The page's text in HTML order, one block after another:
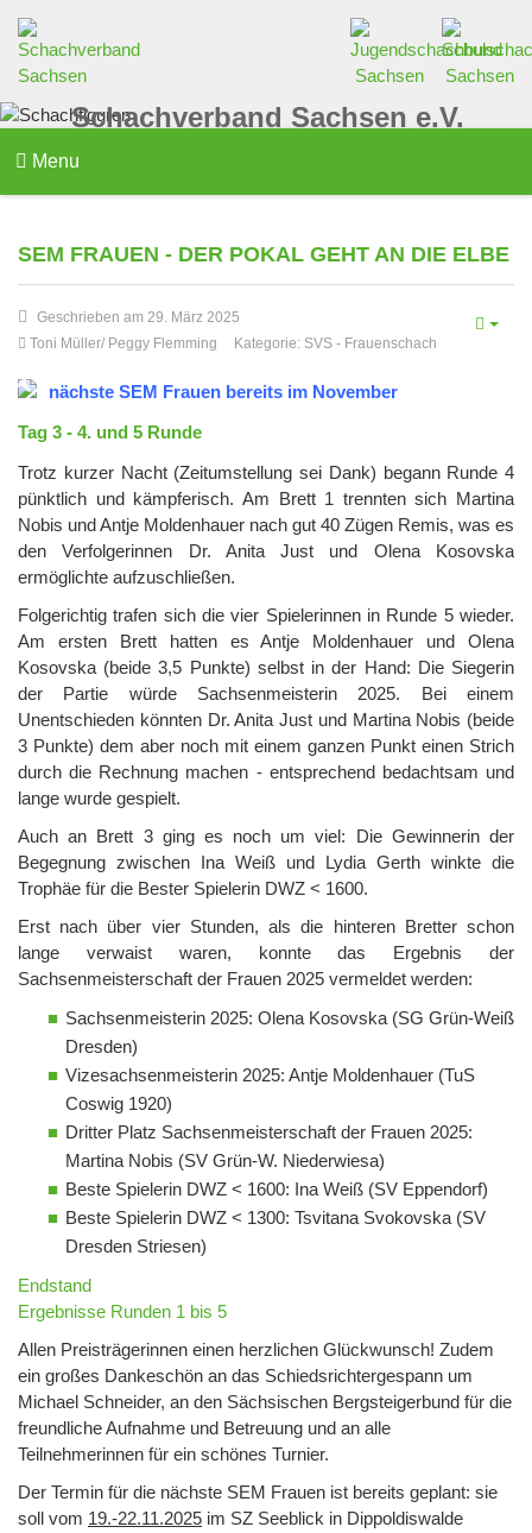
Schachverband Sachsen e.V.
Menu
SEM FRAUEN - DER POKAL GEHT AN DIE ELBE
Geschrieben am 29. März 2025
Toni Müller/ Peggy Flemming
Kategorie: SVS - Frauenschach
nächste SEM Frauen bereits im November
Tag 3 - 4. und 5 Runde
Trotz kurzer Nacht (Zeitumstellung sei Dank) begann Runde 4
pünktlich und kämpferisch. Am Brett 1 trennten sich Martina
Nobis und Antje Moldenhauer nach gut 40 Zügen Remis, was es
den Verfolgerinnen Dr. Anita Just und Olena Kosovska
ermöglichte aufzuschließen.
Folgerichtig trafen sich die vier Spielerinnen in Runde 5 wieder.
Am ersten Brett hatten es Antje Moldenhauer und Olena
Kosovska (beide 3,5 Punkte) selbst in der Hand: Die Siegerin
der Partie würde Sachsenmeisterin 2025. Bei einem
Unentschieden könnten Dr. Anita Just und Martina Nobis (beide
3 Punkte) dem aber noch mit einem ganzen Punkt einen Strich
durch die Rechnung machen - entsprechend bedachtsam und
lange wurde gespielt.
Auch an Brett 3 ging es noch um viel: Die Gewinnerin der
Begegnung zwischen Ina Weiß und Lydia Gerth winkte die
Trophäe für die Bester Spielerin DWZ < 1600.
Erst nach über vier Stunden, als die hinteren Bretter schon
lange verwaist waren, konnte das Ergebnis der
Sachsenmeisterschaft der Frauen 2025 vermeldet werden:
Sachsenmeisterin 2025: Olena Kosovska (SG Grün-Weiß
Dresden)
Vizesachsenmeisterin 2025: Antje Moldenhauer (TuS
Coswig 1920)
Dritter Platz Sachsenmeisterschaft der Frauen 2025:
Martina Nobis (SV Grün-W. Niederwiesa)
Beste Spielerin DWZ < 1600: Ina Weiß (SV Eppendorf)
Beste Spielerin DWZ < 1300: Tsvitana Svokovska (SV
Dresden Striesen)
Endstand
Ergebnisse Runden 1 bis 5
Allen Preisträgerinnen einen herzlichen Glückwunsch! Zudem
ein großes Dankeschön an das Schiedsrichtergespann um
Michael Schneider, an den Sächsischen Bergsteigerbund für die
freundliche Aufnahme und Betreuung und an alle
Teilnehmerinnen für ein schönes Turnier.
Der Termin für die nächste SEM Frauen ist bereits geplant: sie
soll vom 19.-22.11.2025 im SZ Seeblick in Dippoldiswalde